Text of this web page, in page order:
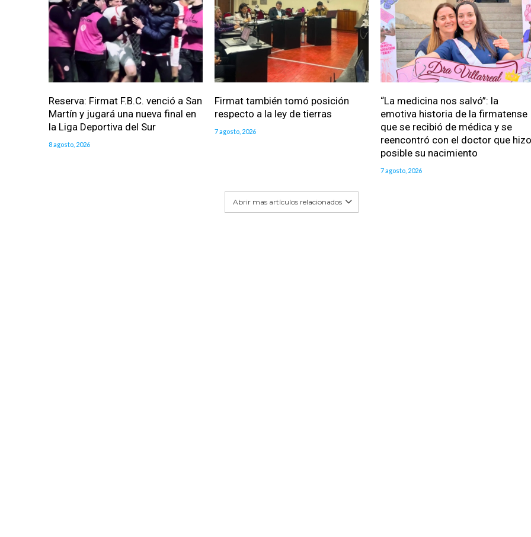
Reserva: Firmat F.B.C. venció a San
Martín y jugará una nueva final en
la Liga Deportiva del Sur
8 agosto, 2026
Firmat también tomó posición
respecto a la ley de tierras
7 agosto, 2026
“La medicina nos salvó”: la
emotiva historia de la firmatense
que se recibió de médica y se
reencontró con el doctor que hizo
posible su nacimiento
7 agosto, 2026
Abrir mas artículos relacionados